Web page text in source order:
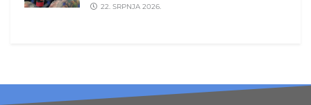
22. SRPNJA 2026.